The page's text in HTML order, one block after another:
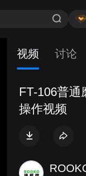
视频 讨论
FT-106普通
操作视频